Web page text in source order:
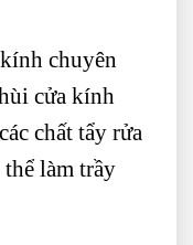
chuyên
cửa kính
chất tẩy rửa
làm trầy